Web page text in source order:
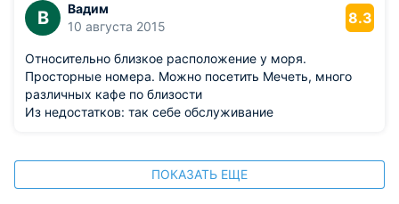
В
Вадим
10 августа 2015
8.3
Относительно близкое расположение у моря.
Просторные номера. Можно посетить Мечеть, много
различных кафе по близости
Из недостатков: так себе обслуживание
ПОКАЗАТЬ ЕЩЕ